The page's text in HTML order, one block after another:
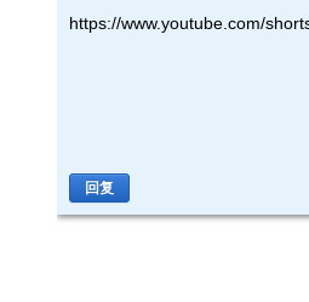
https://www.youtube.com/
回复